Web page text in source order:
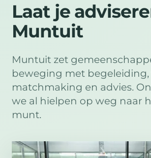
Laat je
Muntuit
Muntuit zet
beweging met
matchmaking en advies.
we al hielpen op weg naar
munt.